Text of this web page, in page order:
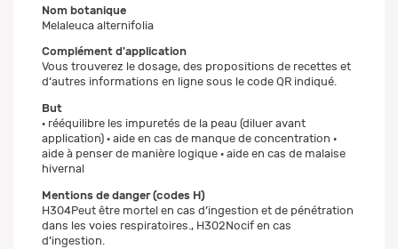
Nom botanique
Melaleuca alternifolia
Complément d'application
Vous trouverez le dosage, des propositions de recettes et
d‘autres informations en ligne sous le code QR indiqué.
But
· rééquilibre les impuretés de la peau (diluer avant
application) · aide en cas de manque de concentration ·
aide à penser de manière logique · aide en cas de malaise
hivernal
Mentions de danger (codes H)
H304Peut être mortel en cas d’ingestion et de pénétration
dans les voies respiratoires., H302Nocif en cas
d’ingestion.